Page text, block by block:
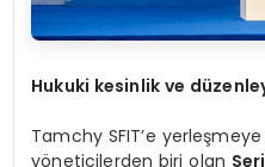
Hukuki kesinlik ve
Tamchy SFIT’e
yöneticilerden biri olan